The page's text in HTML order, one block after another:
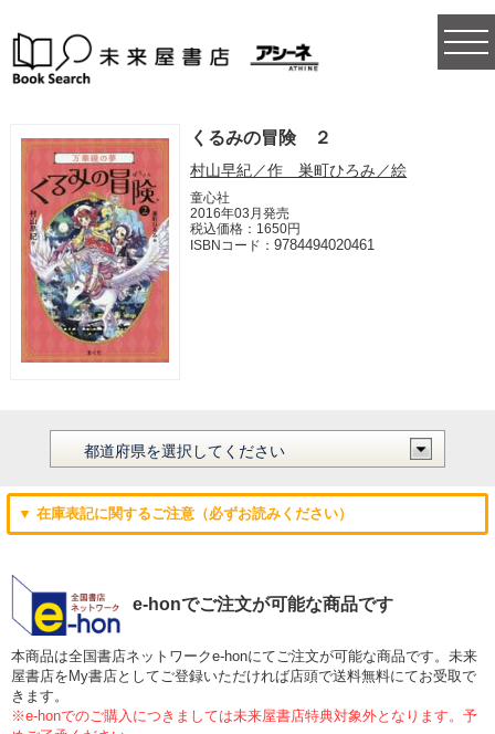
くるみの冒険 ２
村山早紀／作 巣町ひろみ／絵
童心社
2016年03月発売
税込価格：1650円
ISBNコード：9784494020461
▼ 在庫表記に関するご注意（必ずお読みください）
e-honでご注文が可能な商品です
本商品は全国書店ネットワークe-honにてご注文が可能な商品です。未来
屋書店をMy書店としてご登録いただければ店頭で送料無料にてお受取で
きます。
※e-honでのご購入につきましては未来屋書店特典対象外となります。予